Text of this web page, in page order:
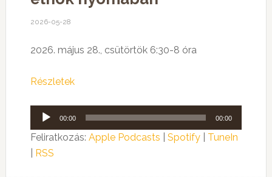
2026-05-28
2026. május 28., csütörtök 6:30-8 óra
Részletek
Audió
lejátszó
00:00 00:00
Feliratkozás: Apple Podcasts Spotify| TuneIn
RSS